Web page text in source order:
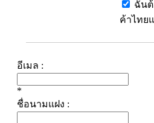
ฉันต้
ค้าไทย
อีเมล :
*
ชื่อนามแฝง :